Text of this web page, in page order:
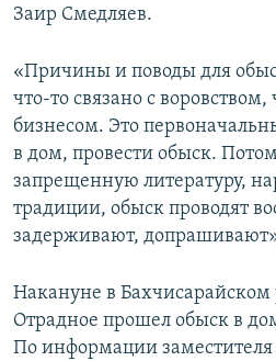
Заир Смедляев.
«Причины и поводы для
что-то связано с воровством,
бизнесом. Это
в дом, провести обыск.
запрещенную литературу,
традиции, обыск проводят
задерживают,
Накануне в Бахчисарайском
Отрадное прошел обыск в
По информации заместителя